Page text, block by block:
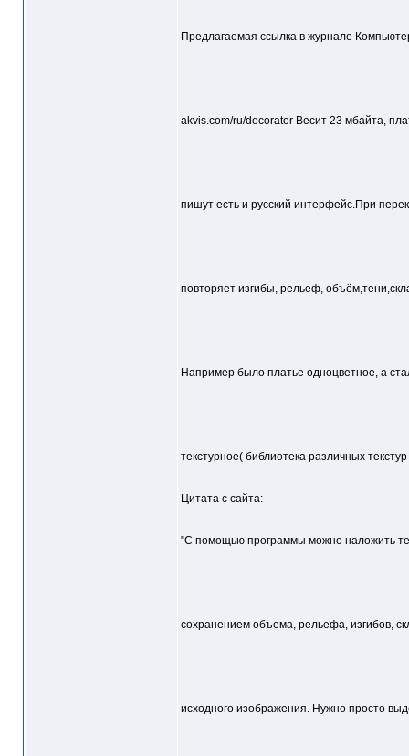
Предлагаемая ссылка в журнале
akvis.com/ru/decorator Весит 23 мбайта,
пишут есть и русский интерфейс.При
повторяет изгибы, рельеф,
Например было платье одноцветное, а
текстурное( библиотека различных
Цитата с сайта:
"С помощью программы можно наложить
сохранением объема, рельефа, изгибов,
исходного изображения. Нужно просто